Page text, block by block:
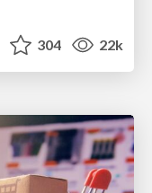
304 22k